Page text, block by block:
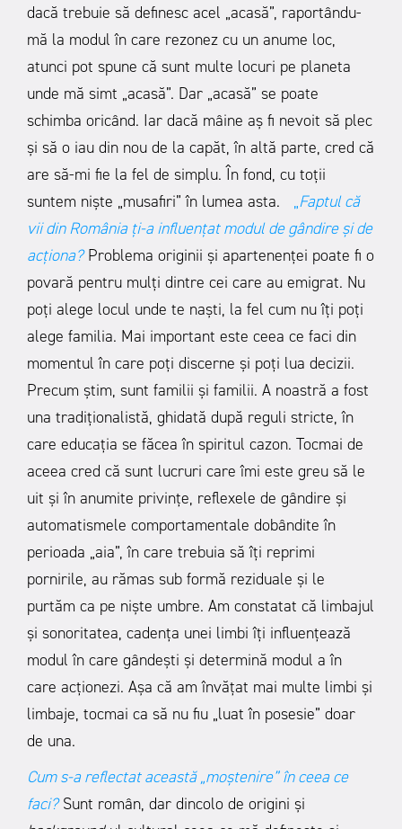
dacă trebuie să definesc acel „acasă”, raportându-
mă la modul în care rezonez cu un anume loc,
atunci pot spune că sunt multe locuri pe planeta
unde mă simt „acasă”. Dar „acasă” se poate
schimba oricând. Iar dacă mâine aș fi nevoit să plec
și să o iau din nou de la capăt, în altă parte, cred că
are să-mi fie la fel de simplu. În fond, cu toții
suntem niște „musafiri” în lumea asta.
„Faptul că
vii din România ți-a influențat modul de gândireșide
acționa? Problema originii și apartenenței poate fi o
povară pentru mulți dintre cei care au emigrat. Nu
poți alege locul unde te naști, la fel cum nu îți poți
alege familia. Mai important este ceea ce faci din
momentul în care poți discerne și poți lua decizii.
Precum știm, sunt familii și familii. A noastră a fost
una tradiționalistă, ghidată după reguli stricte, în
care educația se făcea în spiritul cazon. Tocmai de
aceea cred că sunt lucruri care îmi este greu să le
uit și în anumite privințe, reflexele de gândire și
automatismele comportamentale dobândite în
perioada „aia”, în care trebuia să îți reprimi
pornirile, au rămas sub formă reziduale și le
purtăm ca pe niște umbre. Am constatat că limbajul
și sonoritatea, cadența unei limbi îți influențează
modul în care gândești și determină modul a în
care acționezi. Așa că am învățat mai multe limbi și
limbaje, tocmai ca să nu fiu „luat în posesie” doar
de una.
Cum s-a reflectat această„moștenire” în ceea ce
faci? Sunt român, dar dincolo de origini și